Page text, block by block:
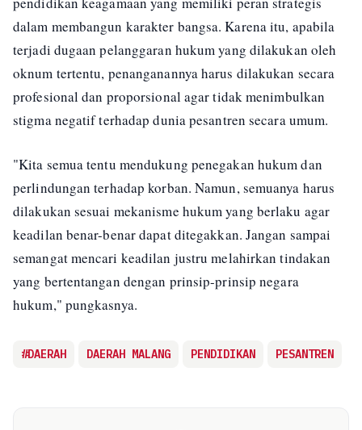
dalam membangun karakter bangsa. Karena itu, apabila
terjadi dugaan pelanggaran hukum yang dilakukan oleh
oknum tertentu, penanganannya harus dilakukan secara
profesional dan proporsional agar tidak menimbulkan
stigma negatif terhadap dunia pesantren secara umum.
"Kita semua tentu mendukung penegakan hukum dan
perlindungan terhadap korban. Namun, semuanya harus
dilakukan sesuai mekanisme hukum yang berlaku agar
keadilan benar-benar dapat ditegakkan. Jangan sampai
semangat mencari keadilan justru melahirkan tindakan
yang bertentangan dengan prinsip-prinsip negara
hukum," pungkasnya.
#DAERAH DAERAH MALANG PENDIDIKAN PESANTREN